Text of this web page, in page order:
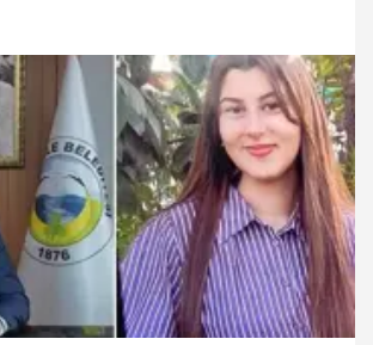
1,97 promil alkollü olmasının dikkatini
fren ve lastik izlerinin ise Tuana’nın
yaklaşık 4 metre sonra başladığı tespit